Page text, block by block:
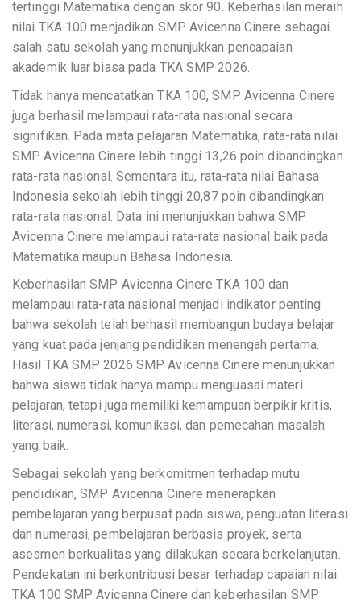
tertinggi Matematika dengan skor 90. Keberhasilan meraih
nilai TKA 100 menjadikan SMP Avicenna Cinere sebagai
salah satu sekolah yang menunjukkan pencapaian
akademik luar biasa pada TKA SMP 2026.
Tidak hanya mencatatkan TKA 100, SMP Avicenna Cinere
juga berhasil melampaui rata-rata nasional secara
signifikan. Pada mata pelajaran Matematika, rata-rata nilai
SMP Avicenna Cinere lebih tinggi 13,26 poin dibandingkan
rata-rata nasional. Sementara itu, rata-rata nilai Bahasa
Indonesia sekolah lebih tinggi 20,87 poin dibandingkan
rata-rata nasional. Data ini menunjukkan bahwa SMP
Avicenna Cinere melampaui rata-rata nasional baik pada
Matematika maupun Bahasa Indonesia.
Keberhasilan SMP Avicenna Cinere TKA 100 dan
melampaui rata-rata nasional menjadi indikator penting
bahwa sekolah telah berhasil membangun budaya belajar
yang kuat pada jenjang pendidikan menengah pertama.
Hasil TKA SMP 2026 SMP Avicenna Cinere menunjukkan
bahwa siswa tidak hanya mampu menguasai materi
pelajaran, tetapi juga memiliki kemampuan berpikir kritis,
literasi, numerasi, komunikasi, dan pemecahan masalah
yang baik.
Sebagai sekolah yang berkomitmen terhadap mutu
pendidikan, SMP Avicenna Cinere menerapkan
pembelajaran yang berpusat pada siswa, penguatan literasi
dan numerasi, pembelajaran berbasis proyek, serta
asesmen berkualitas yang dilakukan secara berkelanjutan.
Pendekatan ini berkontribusi besar terhadap capaian nilai
TKA 100 SMP Avicenna Cinere dan keberhasilan SMP